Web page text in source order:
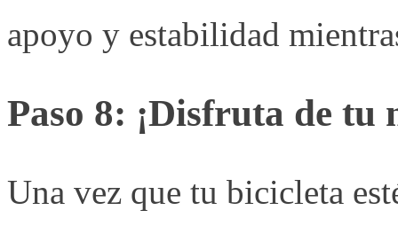
apoyo y estabilidad
Paso 8: ¡Disfruta de tu
Una vez que tu bicicleta